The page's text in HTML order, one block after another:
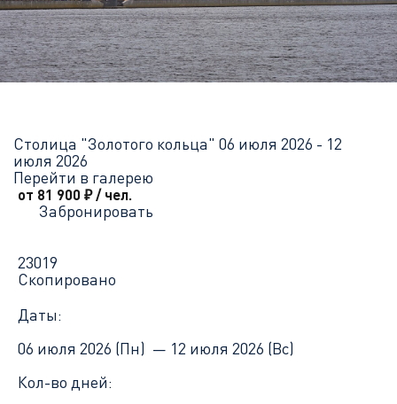
Столица "Золотого кольца" 06 июля 2026 - 12
июля 2026
Перейти в галерею
от 81 900 ₽/ чел.
Забронировать
23019
Скопировано
Даты:
06 июля 2026 (Пн) — 12 июля 2026 (Вс)
Кол-во дней: